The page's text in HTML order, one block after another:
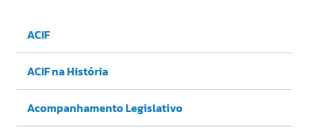
ACIF
ACIF na História
Acompanhamento Legislativo